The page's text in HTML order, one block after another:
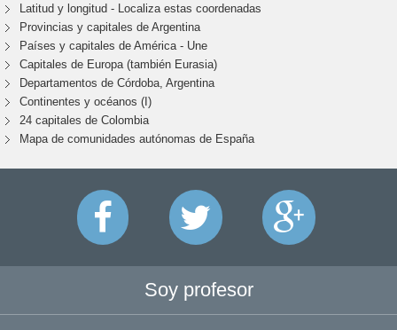
Latitud y longitud - Localiza estas coordenadas
Provincias y capitales de Argentina
Países y capitales de América - Une
Capitales de Europa (también Eurasia)
Departamentos de Córdoba, Argentina
Continentes y océanos (I)
24 capitales de Colombia
Mapa de comunidades autónomas de España
Soy profesor